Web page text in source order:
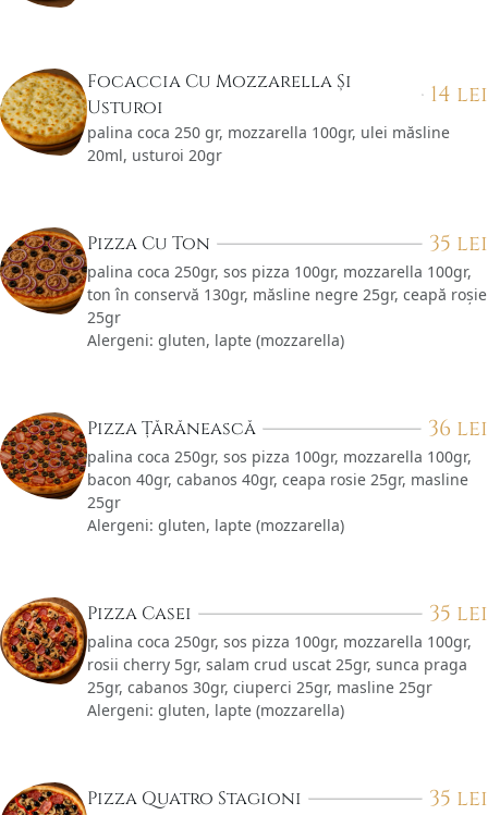
Focaccia Cu Mozzarella Și
Usturoi
14 lei
palina coca 250 gr, mozzarella 100gr, ulei măsline
20ml, usturoi 20gr
Pizza Cu Ton 35 lei
palina coca 250gr, sos pizza 100gr, mozzarella 100gr,
ton în conservă 130gr, măsline negre 25gr, ceapă roșie
25gr
Alergeni: gluten, lapte (mozzarella)
Pizza Țărănească 36 lei
palina coca 250gr, sos pizza 100gr, mozzarella 100gr,
bacon 40gr, cabanos 40gr, ceapa rosie 25gr, masline
25gr
Alergeni: gluten, lapte (mozzarella)
Pizza Casei 35 lei
palina coca 250gr, sos pizza 100gr, mozzarella 100gr,
rosii cherry 5gr, salam crud uscat 25gr, sunca praga
25gr, cabanos 30gr, ciuperci 25gr, masline 25gr
Alergeni: gluten, lapte (mozzarella)
Pizza Quatro Stagioni 35 lei